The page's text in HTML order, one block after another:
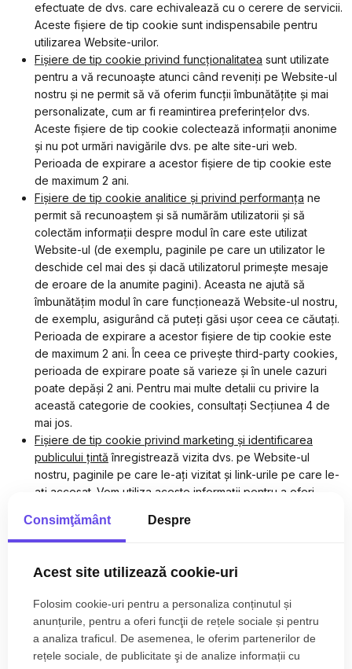
efectuate de dvs. care echivalează cu o cerere de servicii.
Aceste fișiere de tip cookie sunt indispensabile pentru
utilizarea Website-urilor.
Fișiere de tip cookie privind funcționalitatea sunt utilizate
pentru a vă recunoaște atunci când reveniți pe Website-ul
nostru și ne permit să vă oferim funcții îmbunătățite și mai
personalizate, cum ar fi reamintirea preferințelor dvs.
Aceste fișiere de tip cookie colectează informații anonime
și nu pot urmări navigările dvs. pe alte site-uri web.
Perioada de expirare a acestor fișiere de tip cookie este
de maximum 2 ani.
Fișiere de tip cookie analitice și privind performanța ne
permit să recunoaștem și să numărăm utilizatorii și să
colectăm informații despre modul în care este utilizat
Website-ul (de exemplu, paginile pe care un utilizator le
deschide cel mai des și dacă utilizatorul primește mesaje
de eroare de la anumite pagini). Aceasta ne ajută să
îmbunătățim modul în care funcționează Website-ul nostru,
de exemplu, asigurând că puteți găsi ușor ceea ce căutați.
Perioada de expirare a acestor fișiere de tip cookie este
de maximum 2 ani. În ceea ce priveşte third-party cookies,
perioada de expirare poate să varieze şi în unele cazuri
poate depăşi 2 ani. Pentru mai multe detalii cu privire la
această categorie de cookies, consultaţi Secţiunea 4 de
mai jos.
Fișiere de tip cookie privind marketing și identificarea
publicului țintă înregistrează vizita dvs. pe Website-ul
nostru, paginile pe care le-ați vizitat și link-urile pe care le-
ați accesat. Vom utiliza aceste informații pentru a oferi
asemenea, acestea sunt utilizate pentru a limita frecvența
cu care puteți vedea o reclamă și pentru a ajuta la
putem împărtăși aceste informații cu terțe-părți (cum ar fi
a acestor fișiere de tip cookie este de maximum 2 ani.
ceea ce priveşte third-party cookies, perioada de
expirare poate să varieze şi în unele cazuri poate depăşi 2
ani.
Pentru mai multe detalii cu privire la această categorie
Consimţământ Despre
Acest site utilizează cookie-uri
Folosim cookie-uri pentru a personaliza conținutul și
anunțurile, pentru a oferi funcţii de rețele sociale și pentru
a analiza traficul. De asemenea, le oferim partenerilor de
rețele sociale, de publicitate şi de analize informații cu